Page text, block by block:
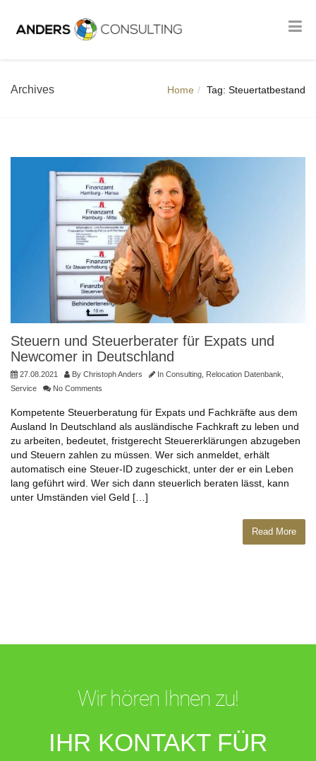
Archives Home Tag: Steuertatbestand
Steuern und Steuerberater für Expats und
Newcomer in Deutschland
27.08.2021 By Christoph Anders In Consulting Relocation Datenbank
Service
No Comments
Kompetente Steuerberatung für Expats und Fachkräfte aus dem
Ausland In Deutschland als ausländische Fachkraft zu leben und
zu arbeiten, bedeutet, fristgerecht Steuererklärungen abzugeben
und Steuern zahlen zu müssen. Wer sich anmeldet, erhält
automatisch eine Steuer-ID zugeschickt, unter der er ein Leben
lang geführt wird. Wer sich dann steuerlich beraten lässt, kann
unter Umständen viel Geld […]
Read More
Wir hören Ihnen zu!
IHR KONTAKT FÜR